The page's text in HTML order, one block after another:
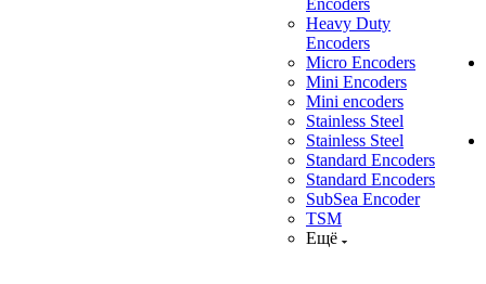
Encoders
Heavy Duty
Encoders
Micro Encoders
Mini Encoders
Mini encoders
Stainless Steel
Stainless Steel
Standard Encoders
Standard Encoders
SubSea Encoder
TSM
Ещё